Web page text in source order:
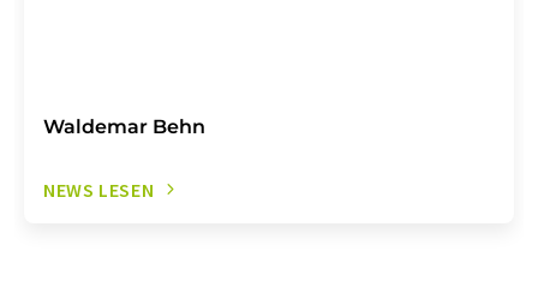
Waldemar Behn
NEWS LESEN